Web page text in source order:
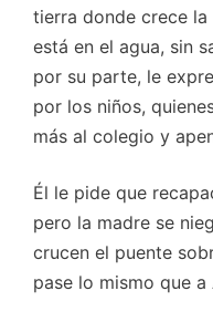
tierra donde crece la
está en el agua, sin
por su parte, le
por los niños,
más al colegio y
Él le pide que
pero la madre se
crucen el puente
pase lo mismo que a